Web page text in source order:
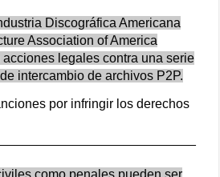
Discográfica Americana
Association of America
legales contra una serie
intercambio de archivos P2P.
por infringir los derechos